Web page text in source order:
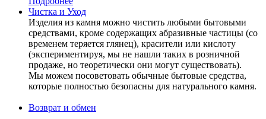
Чистка и Уход
Изделия из камня можно чистить любыми бытовыми
средствами, кроме содержащих абразивные частицы (со
временем теряется глянец), красители или кислоту
(экспериментируя, мы не нашли таких в розничной
продаже, но теоретически они могут существовать).
Мы можем посоветовать обычные бытовые средства,
которые полностью безопасны для натурального камня.
Возврат и обмен